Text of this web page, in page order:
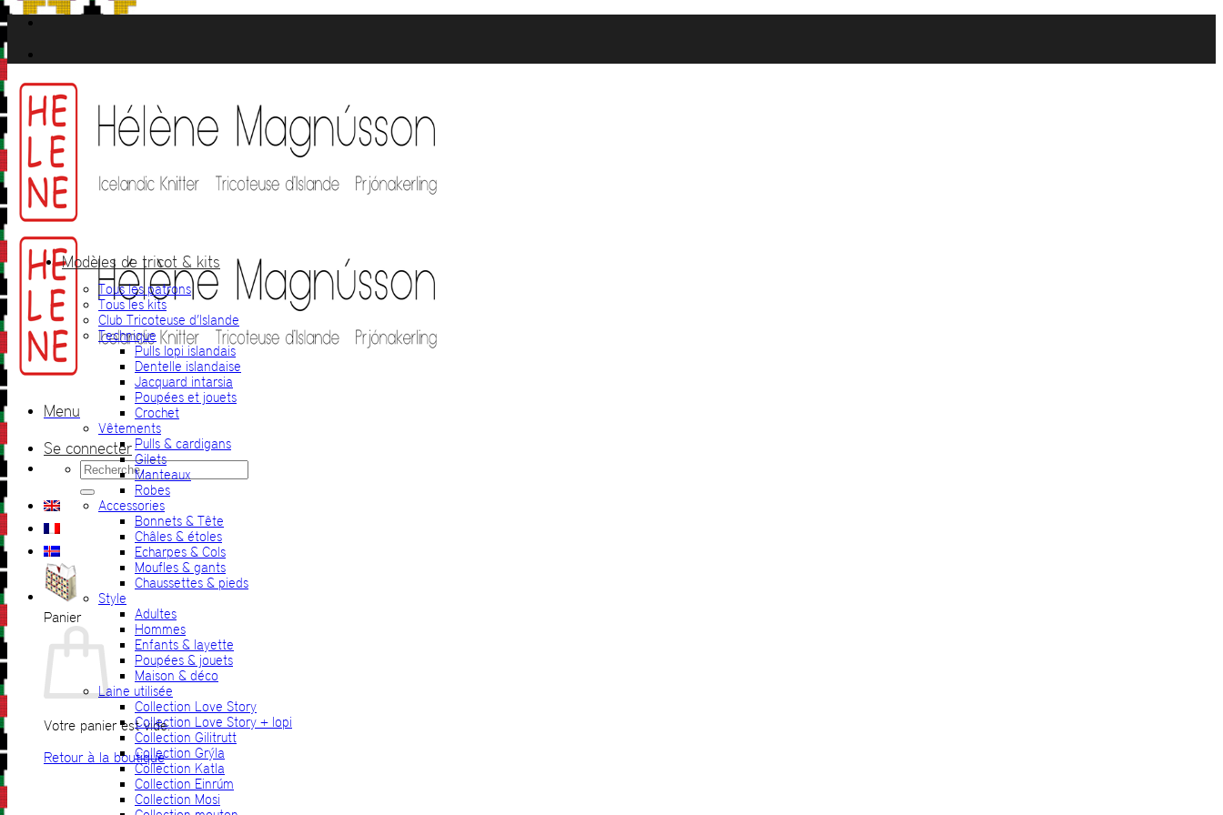
Passer
au
contenu
Menu
Se connecter
Recherche
pour :
Panier
Votre panier est vide.
Retour à la boutique
Modèles de tricot & kits
Tous les patrons
Tous les kits
Club Tricoteuse d’Islande
Technique
Pulls lopi islandais
Dentelle islandaise
Jacquard intarsia
Poupées et jouets
Crochet
Vêtements
Pulls & cardigans
Gilets
Manteaux
Robes
Accessories
Bonnets & Tête
Châles & étoles
Echarpes & Cols
Moufles & gants
Chaussettes & pieds
Style
Adultes
Hommes
Enfants & layette
Poupées & jouets
Maison & déco
Laine utilisée
Collection Love Story
Collection Love Story + lopi
Collection Gilitrutt
Collection Grýla
Collection Katla
Collection Einrúm
Collection Mosi